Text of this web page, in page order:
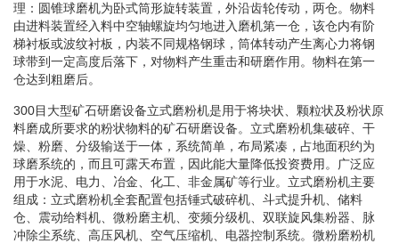
理：圆锥球磨机为卧式筒形旋转装置，外沿齿轮传动，两仓。物料
由进料装置经入料中空轴螺旋均匀地进入磨机第一仓，该仓内有阶
梯衬板或波纹衬板，内装不同规格钢球，筒体转动产生离心力将钢
球带到一定高度后落下，对物料产生重击和研磨作用。物料在第一
仓达到粗磨后。
300目大型矿石研磨设备立式磨粉机是用于将块状、颗粒状及粉状原
料磨成所要求的粉状物料的矿石研磨设备。立式磨粉机集破碎、干
燥、粉磨、分级输送于一体，系统简单，布局紧凑，占地面积约为
球磨系统的，而且可露天布置，因此能大量降低投资费用。广泛应
用于水泥、电力、冶金、化工、非金属矿等行业。立式磨粉机主要
组成：立式磨粉机全套配置包括锤式破碎机、斗式提升机、储料
仓、震动给料机、微粉磨主机、变频分级机、双联旋风集粉器、脉
冲除尘系统、高压风机、空气压缩机、电器控制系统。微粉磨粉机